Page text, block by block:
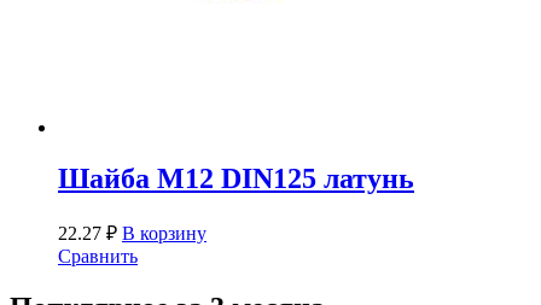
Шайба М12 DIN125 латунь
22.27 ₽ В корзину
Сравнить